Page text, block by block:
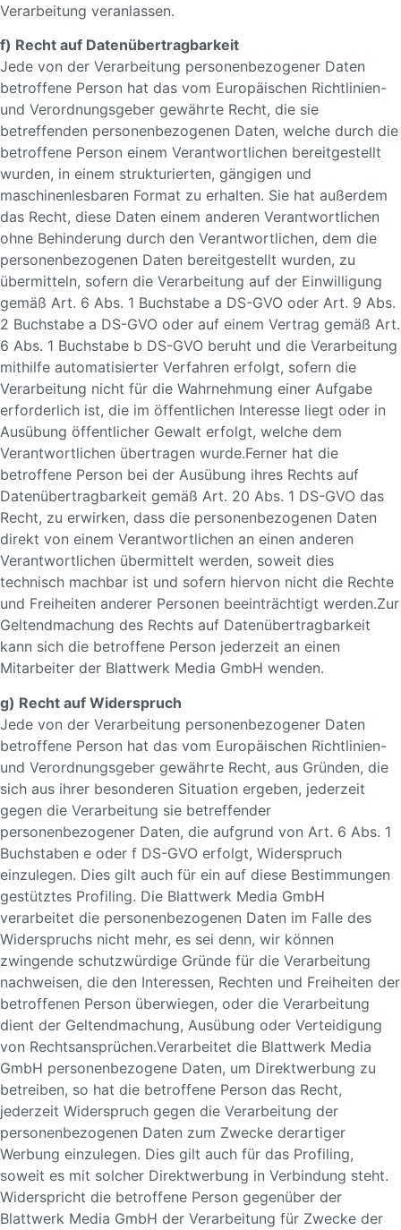
Verarbeitung veranlassen.
f) Recht auf Datenübertragbarkeit
Jede von der Verarbeitung personenbezogener Daten
betroffene Person hat das vom Europäischen Richtlinien-
und Verordnungsgeber gewährte Recht, die sie
betreffenden personenbezogenen Daten, welche durch die
betroffene Person einem Verantwortlichen bereitgestellt
wurden, in einem strukturierten, gängigen und
maschinenlesbaren Format zu erhalten. Sie hat außerdem
das Recht, diese Daten einem anderen Verantwortlichen
ohne Behinderung durch den Verantwortlichen, dem die
personenbezogenen Daten bereitgestellt wurden, zu
übermitteln, sofern die Verarbeitung auf der Einwilligung
gemäß Art. 6 Abs. 1 Buchstabe a DS-GVO oder Art. 9 Abs.
2 Buchstabe a DS-GVO oder auf einem Vertrag gemäß Art.
6 Abs. 1 Buchstabe b DS-GVO beruht und die Verarbeitung
mithilfe automatisierter Verfahren erfolgt, sofern die
Verarbeitung nicht für die Wahrnehmung einer Aufgabe
erforderlich ist, die im öffentlichen Interesse liegt oder in
Ausübung öffentlicher Gewalt erfolgt, welche dem
Verantwortlichen übertragen wurde.Ferner hat die
betroffene Person bei der Ausübung ihres Rechts auf
Datenübertragbarkeit gemäß Art. 20 Abs. 1 DS-GVO das
Recht, zu erwirken, dass die personenbezogenen Daten
direkt von einem Verantwortlichen an einen anderen
Verantwortlichen übermittelt werden, soweit dies
technisch machbar ist und sofern hiervon nicht die Rechte
und Freiheiten anderer Personen beeinträchtigt werden.Zur
Geltendmachung des Rechts auf Datenübertragbarkeit
kann sich die betroffene Person jederzeit an einen
Mitarbeiter der Blattwerk Media GmbH wenden.
g) Recht auf Widerspruch
Jede von der Verarbeitung personenbezogener Daten
betroffene Person hat das vom Europäischen Richtlinien-
und Verordnungsgeber gewährte Recht, aus Gründen, die
sich aus ihrer besonderen Situation ergeben, jederzeit
gegen die Verarbeitung sie betreffender
personenbezogener Daten, die aufgrund von Art. 6 Abs. 1
Buchstaben e oder f DS-GVO erfolgt, Widerspruch
einzulegen. Dies gilt auch für ein auf diese Bestimmungen
gestütztes Profiling. Die Blattwerk Media GmbH
verarbeitet die personenbezogenen Daten im Falle des
Widerspruchs nicht mehr, es sei denn, wir können
zwingende schutzwürdige Gründe für die Verarbeitung
nachweisen, die den Interessen, Rechten und Freiheiten der
betroffenen Person überwiegen, oder die Verarbeitung
dient der Geltendmachung, Ausübung oder Verteidigung
von Rechtsansprüchen.Verarbeitet die Blattwerk Media
GmbH personenbezogene Daten, um Direktwerbung zu
betreiben, so hat die betroffene Person das Recht,
jederzeit Widerspruch gegen die Verarbeitung der
personenbezogenen Daten zum Zwecke derartiger
Werbung einzulegen. Dies gilt auch für das Profiling,
soweit es mit solcher Direktwerbung in Verbindung steht.
Widerspricht die betroffene Person gegenüber der
Blattwerk Media GmbH der Verarbeitung für Zwecke der